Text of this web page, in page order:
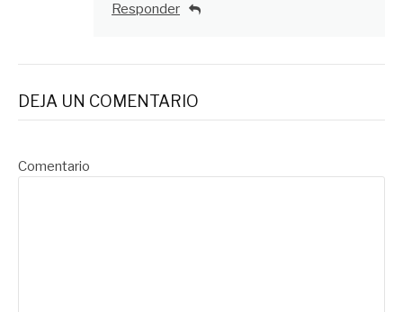
Responder
DEJA UN COMENTARIO
Comentario